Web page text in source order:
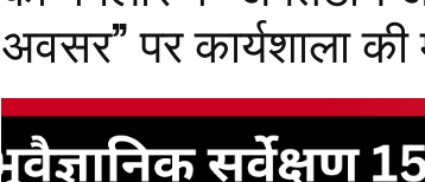
अवसर” पर कार्यशाला